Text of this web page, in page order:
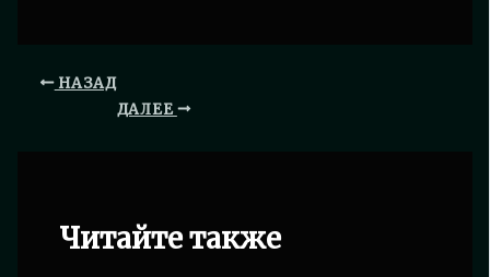
НАЗАД
ДАЛЕЕ
Читайте также